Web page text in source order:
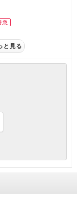
急
と見る